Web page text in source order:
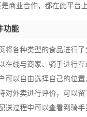
商业合作，都在此平台
功能
将各种类型的食品进行
在线与商家、骑手进行
可以自由选择自己的位置
对外卖进行评价，可以留
送过程中可以查看到骑